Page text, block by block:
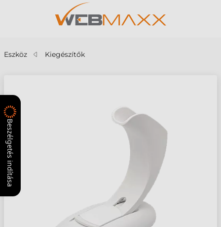
Eszköz Kiegészítők
Beszélgetés indítása